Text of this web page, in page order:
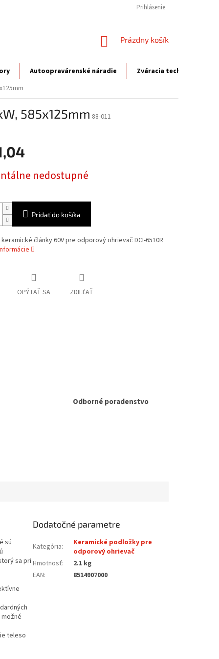
Prihlásenie
NÁKUPNÝ
Prázdny košík
Autoopravárenské náradie Zváracia technika
585x125mm 88-011
nedostupné
Pridať do košíka
články 60V pre odporový ohrievač DCI-6510R
OPÝTAŤ SA ZDIEĽAŤ
Odborné poradenstvo
sú
sa pri
teleso
Dodatočné parametre
Kategória:
Keramické podložky pre
odporový ohrievač
Hmotnosť:
2.1 kg
EAN: 8514907000